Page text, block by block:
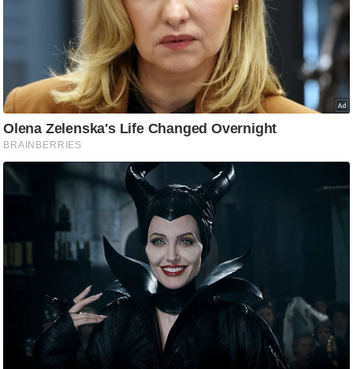
न
स्थ
ल
फि
ट
मं
त्रा